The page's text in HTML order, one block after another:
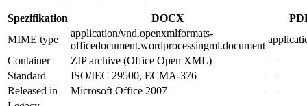
Spezifikation DOCX
MIME type
application/vnd.openxmlformats-
officedocument.wordprocessingml.document
Container
ZIP archive (Office Open XML)
—
Standard
ISO/IEC 29500, ECMA-376
—
Released in
Microsoft Office 2007
—